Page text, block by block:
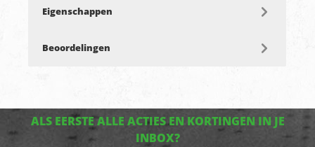
Eigenschappen
Beoordelingen
ALS EERSTE ALLE ACTIES EN KORTINGEN IN JE
INBOX?